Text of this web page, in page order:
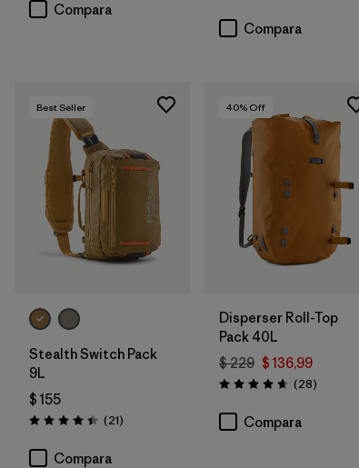
Compara
Compara
Agregar a la
Bolsa
Best Seller
Stealth Switch Pack
9L
$ 155
Valoración: 4.4 / 5
(21Comentarios
)
Compara
Agregar a la
Bolsa
40% Off
Disperser Roll-Top
Pack 40L
$ 229 $ 136,99
Valoración: 4.6 / 5
(28)
Compara